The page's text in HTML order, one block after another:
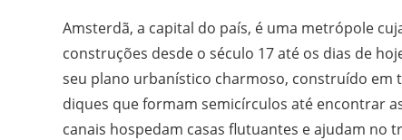
Amsterdã, a capital do país, é uma metrópole
construções desde o século 17 até os dias de
seu plano urbanístico charmoso, construído em
diques que formam semicírculos até encontrar
canais hospedam casas flutuantes e ajudam no